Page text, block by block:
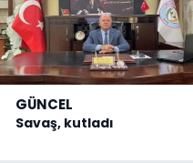
GÜNCEL
Savaş, kutladı